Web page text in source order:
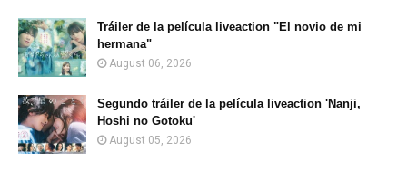
Tráiler de la película liveaction "El novio de mi
hermana"
August 06, 2026
Segundo tráiler de la película liveaction 'Nanji,
Hoshi no Gotoku'
August 05, 2026